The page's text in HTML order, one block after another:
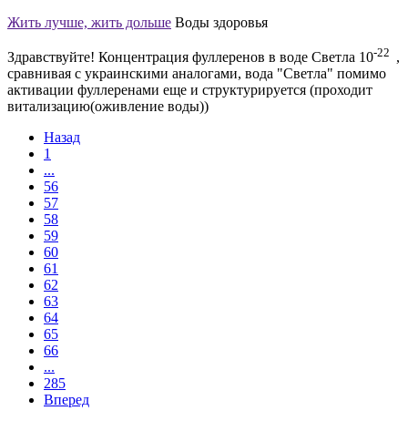
Жить лучше, жить дольше Воды здоровья
Здравствуйте! Концентрация фуллеренов в воде Светла 10-22 ,
сравнивая с украинскими аналогами, вода "Светла" помимо
активации фуллеренами еще и структурируется (проходит
витализацию(оживление воды))
Назад
1
...
56
57
58
59
60
61
62
63
64
65
66
...
285
Вперед